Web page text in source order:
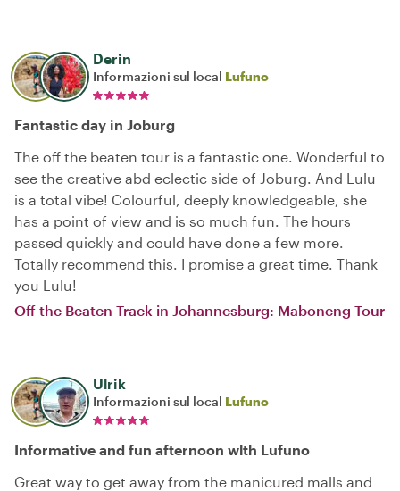
Derin
Informazioni sul local Lufuno
Fantastic day in Joburg
The off the beaten tour is a fantastic one. Wonderful to
see the creative abd eclectic side of Joburg. And Lulu
is a total vibe! Colourful, deeply knowledgeable, she
has a point of view and is so much fun. The hours
passed quickly and could have done a few more.
Totally recommend this. I promise a great time. Thank
you Lulu!
Off the Beaten Track in Johannesburg: Maboneng Tour
Ulrik
Informazioni sul local Lufuno
Informative and fun afternoon wlth Lufuno
Great way to get away from the manicured malls and